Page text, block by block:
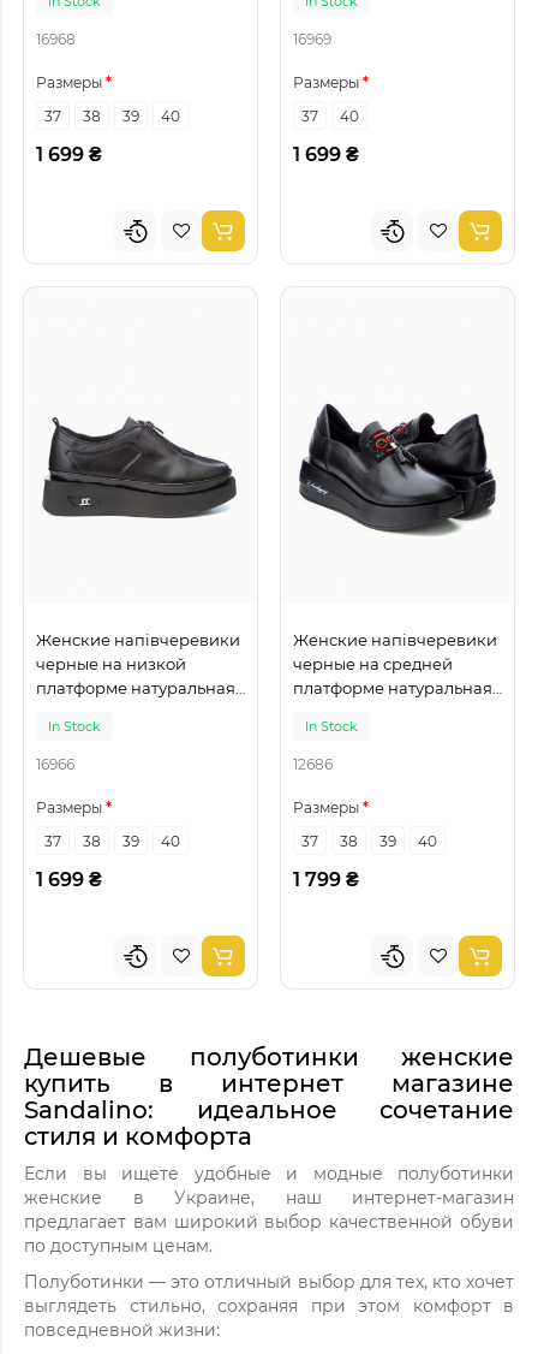
16968
Размеры
37
38 39 40
1 699 ₴
16969
Размеры
37
40
1 699 ₴
Женские напівчеревики
черные на низкой
платформе натуральная
In Stock
16966
Размеры
37
38 39 40
1 699 ₴
Женские напівчеревики
черные на средней
платформе натуральная
In Stock
12686
Размеры
37
38 39 40
1 799 ₴
Дешевые полуботинки женские
купить в интернет магазине
Sandalino: идеальное сочетание
стиля и комфорта
Если вы ищете удобные и модные полуботинки
женские в Украине, наш интернет-магазин
предлагает вам широкий выбор качественной обуви
по доступным ценам.
Полуботинки — это отличный выбор для тех, кто хочет
выглядеть стильно, сохраняя при этом комфорт в
повседневной жизни: